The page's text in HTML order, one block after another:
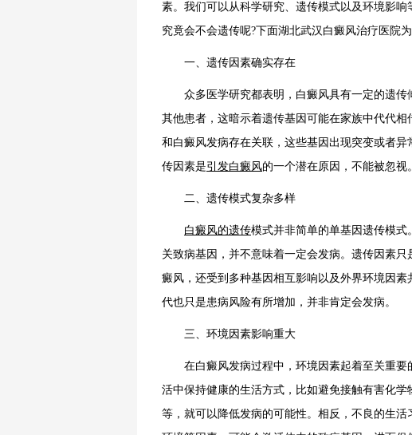
素。我们可以从科学研究、遗传模式以及环境影
究竟会不会遗传呢?下面湖北武汉白癜风治疗医院为
一、遗传因素确实存在
众多医学研究都表明，白癜风具有一定的遗传
其他患者，这暗示着遗传基因可能在家族中代代
和白癜风发病存在关联，这些基因出现突变或者
传因素是引发白癜风的一个潜在原因，不能被忽视。
二、遗传模式复杂多样
白癜风的遗传模式并非简单的单基因遗传模
关致病基因，并不意味着一定会发病。遗传因素
癜风，还受到多种基因相互影响以及外界环境因
代也只是患病风险有所增加，并非肯定会发病。
三、环境因素影响重大
在白癜风发病过程中，环境因素起着至关重要
活中保持健康的生活方式，比如避免接触有害化
等，就可以降低发病的可能性。相反，不良的生